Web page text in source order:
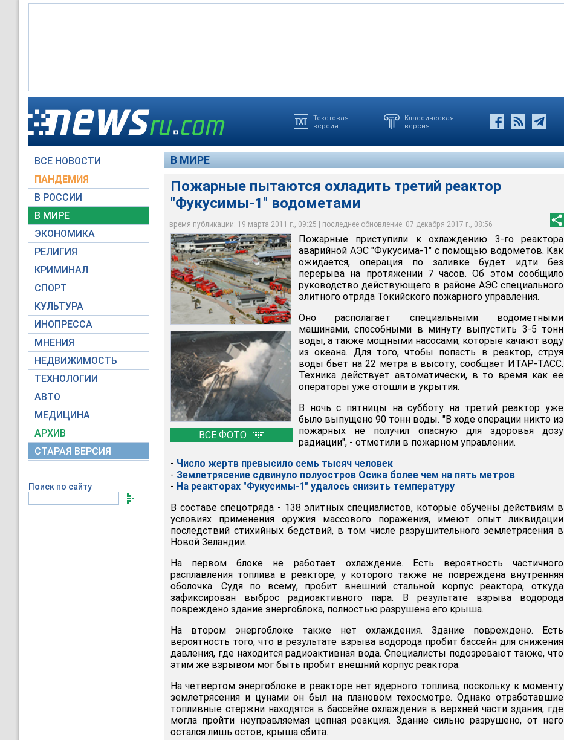
Текстовая
версия
Классическая
версия
ВСЕ НОВОСТИ
ПАНДЕМИЯ
В РОССИИ
В МИРЕ
ЭКОНОМИКА
РЕЛИГИЯ
КРИМИНАЛ
СПОРТ
КУЛЬТУРА
ИНОПРЕССА
МНЕНИЯ
НЕДВИЖИМОСТЬ
ТЕХНОЛОГИИ
АВТО
МЕДИЦИНА
АРХИВ
СТАРАЯ ВЕРСИЯ
Поиск по сайту
В МИРЕ
Пожарные пытаются охладить третий реактор
"Фукусимы-1" водометами
время публикации: 19 марта 2011 г., 09:25 | последнее обновление: 07 декабря 2017 г., 08:56
ВСЕ ФОТО
Пожарные приступили к охлаждению 3-го реактора аварийной АЭС "Фукусима-1" с
помощью водометов
Global Look Press
Судя по всему, пробит внешний стальной корпус реактора, откуда зафиксирован
выброс радиоактивного пара
Reuters
В ходе операции никто из пожарных не получил опасную для здоровья дозу
радиации
Global Look Press
Специалисты подозревают также, что этим же взрывом мог быть пробит внешний
корпус реактора
Global Look Press
Пожарные приступили к охлаждению 3-го реактора
аварийной АЭС "Фукусима-1" с помощью водометов. Как
ожидается, операция по заливке будет идти без
перерыва на протяжении 7 часов. Об этом сообщило
руководство действующего в районе АЭС специального
элитного отряда Токийского пожарного управления.
Оно располагает специальными водометными
машинами, способными в минуту выпустить 3-5 тонн
воды, а также мощными насосами, которые качают воду
из океана. Для того, чтобы попасть в реактор, струя
воды бьет на 22 метра в высоту, сообщает ИТАР-ТАСС.
Техника действует автоматически, в то время как ее
операторы уже отошли в укрытия.
В ночь с пятницы на субботу на третий реактор уже
было выпущено 90 тонн воды. "В ходе операции никто из
пожарных не получил опасную для здоровья дозу
радиации", - отметили в пожарном управлении.
- Число жертв превысило семь тысяч человек
- Землетрясение сдвинуло полуостров Осика более чем на пять метров
- На реакторах "Фукусимы-1" удалось снизить температуру
В составе спецотряда - 138 элитных специалистов, которые обучены действиям в
условиях применения оружия массового поражения, имеют опыт ликвидации
последствий стихийных бедствий, в том числе разрушительного землетрясения в
Новой Зеландии.
На первом блоке не работает охлаждение. Есть вероятность частичного
расплавления топлива в реакторе, у которого также не повреждена внутренняя
оболочка. Судя по всему, пробит внешний стальной корпус реактора, откуда
зафиксирован выброс радиоактивного пара. В результате взрыва водорода
повреждено здание энергоблока, полностью разрушена его крыша.
На втором энергоблоке также нет охлаждения. Здание повреждено. Есть
вероятность того, что в результате взрыва водорода пробит бассейн для снижения
давления, где находится радиоактивная вода. Специалисты подозревают также, что
этим же взрывом мог быть пробит внешний корпус реактора.
На четвертом энергоблоке в реакторе нет ядерного топлива, поскольку к моменту
землетрясения и цунами он был на плановом техосмотре. Однако отработавшие
топливные стержни находятся в бассейне охлаждения в верхней части здания, где
могла пройти неуправляемая цепная реакция. Здание сильно разрушено, от него
остался лишь остов, крыша сбита.